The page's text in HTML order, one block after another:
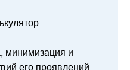
минимизация и
его проявлений